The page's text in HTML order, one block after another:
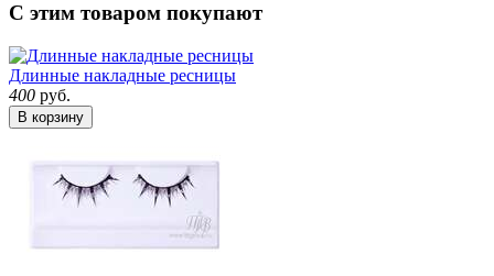
С этим товаром покупают
Длинные накладные ресницы
400 руб.
В корзину